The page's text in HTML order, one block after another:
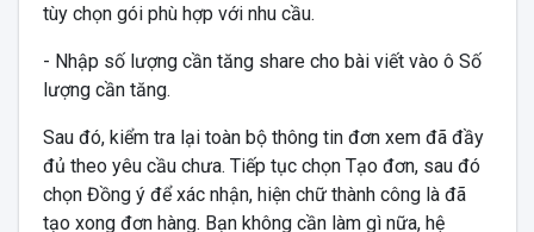
tùy chọn gói phù hợp với nhu cầu.
- Nhập số lượng cần tăng share cho bài viết vào ô Số
lượng cần tăng.
Sau đó, kiểm tra lại toàn bộ thông tin đơn xem đã đầy
đủ theo yêu cầu chưa. Tiếp tục chọn Tạo đơn, sau đó
chọn Đồng ý để xác nhận, hiện chữ thành công là đã
tạo xong đơn hàng. Bạn không cần làm gì nữa, hệ